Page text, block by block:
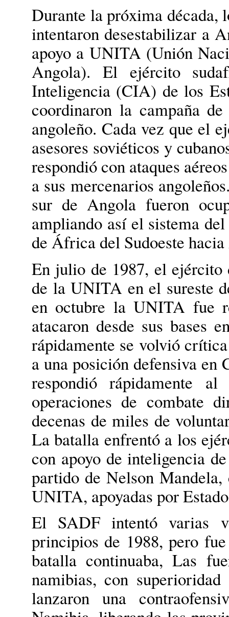
Durante la próxima década,
intentaron desestabilizar a
apoyo a UNITA (Unión
Angola). El ejército
Inteligencia (CIA) de los
coordinaron la campaña
angoleño. Cada vez que el
asesores soviéticos y
respondió con ataques
a sus mercenarios
sur de Angola fueron
ampliando así el sistema
de África del Sudoeste
En julio de 1987, el ejército
de la UNITA en el sureste
en octubre la UNITA fue
atacaron desde sus bases
rápidamente se volvió
a una posición defensiva en
respondió rápidamente
operaciones de combate
decenas de miles de
La batalla enfrentó a los
con apoyo de inteligencia
partido de Nelson
UNITA, apoyadas por
El SADF intentó varias
principios de 1988, pero
batalla continuaba, Las
namibias, con
lanzaron una